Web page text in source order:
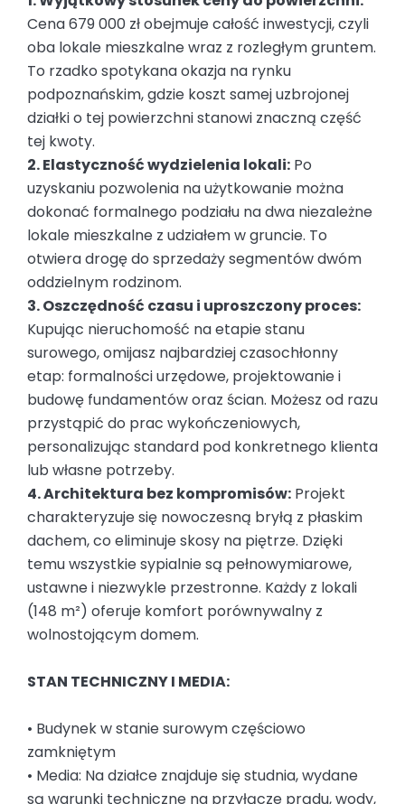
Cena 679 000 zł obejmuje całość inwestycji, czyli
oba lokale mieszkalne wraz z rozległym gruntem.
To rzadko spotykana okazja na rynku
podpoznańskim, gdzie koszt samej uzbrojonej
działki o tej powierzchni stanowi znaczną część
tej kwoty.
2. Elastyczność wydzielenia lokali: Po
uzyskaniu pozwolenia na użytkowanie można
dokonać formalnego podziału na dwa niezależne
lokale mieszkalne z udziałem w gruncie. To
otwiera drogę do sprzedaży segmentów dwóm
oddzielnym rodzinom.
3. Oszczędność czasu i uproszczony proces:
Kupując nieruchomość na etapie stanu
surowego, omijasz najbardziej czasochłonny
etap: formalności urzędowe, projektowanie i
budowę fundamentów oraz ścian. Możesz od razu
przystąpić do prac wykończeniowych,
personalizując standard pod konkretnego klienta
lub własne potrzeby.
4. Architektura bez kompromisów: Projekt
charakteryzuje się nowoczesną bryłą z płaskim
dachem, co eliminuje skosy na piętrze. Dzięki
temu wszystkie sypialnie są pełnowymiarowe,
ustawne i niezwykle przestronne. Każdy z lokali
(148 m²) oferuje komfort porównywalny z
wolnostojącym domem.
STAN TECHNICZNY I MEDIA:
• Budynek w stanie surowym częściowo
zamkniętym
• Media: Na działce znajduje się studnia, wydane
są warunki techniczne na przyłącze prądu, wody,